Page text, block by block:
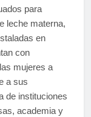
para
leche materna,
en
con
mujeres a
a sus
de instituciones
academia y